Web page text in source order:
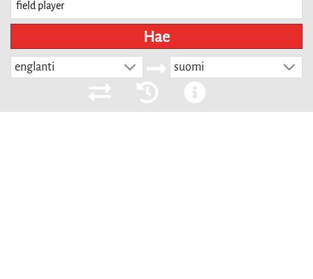
Hae
englanti suomi